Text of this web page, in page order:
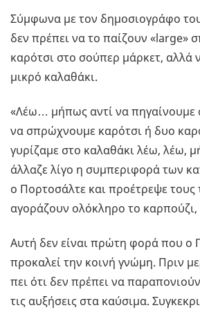
Σύμφωνα με τον δημοσιογράφο του
δεν πρέπει να το παίζουν «large»
καρότσι στο σούπερ μάρκετ, αλλά
μικρό καλαθάκι.
«Λέω… μήπως αντί να πηγαίνουμε
να σπρώχνουμε καρότσι ή δυο
γυρίζαμε στο καλαθάκι λέω, λέω,
άλλαζε λίγο η συμπεριφορά των
ο Πορτοσάλτε και προέτρεψε τους
αγοράζουν ολόκληρο το
Αυτή δεν είναι πρώτη φορά που ο
προκαλεί την κοινή γνώμη. Πριν
πει ότι δεν πρέπει να
τις αυξήσεις στα καύσιμα.